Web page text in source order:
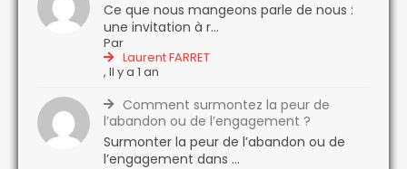
Ce que nous mangeons parle de nous :
une invitation à r...
Par
Laurent FARRET
,Il y a 1 an
Comment surmontez la peur de
l’abandon ou de l’engagement ?
Surmonter la peur de l’abandon ou de
l’engagement dans ...